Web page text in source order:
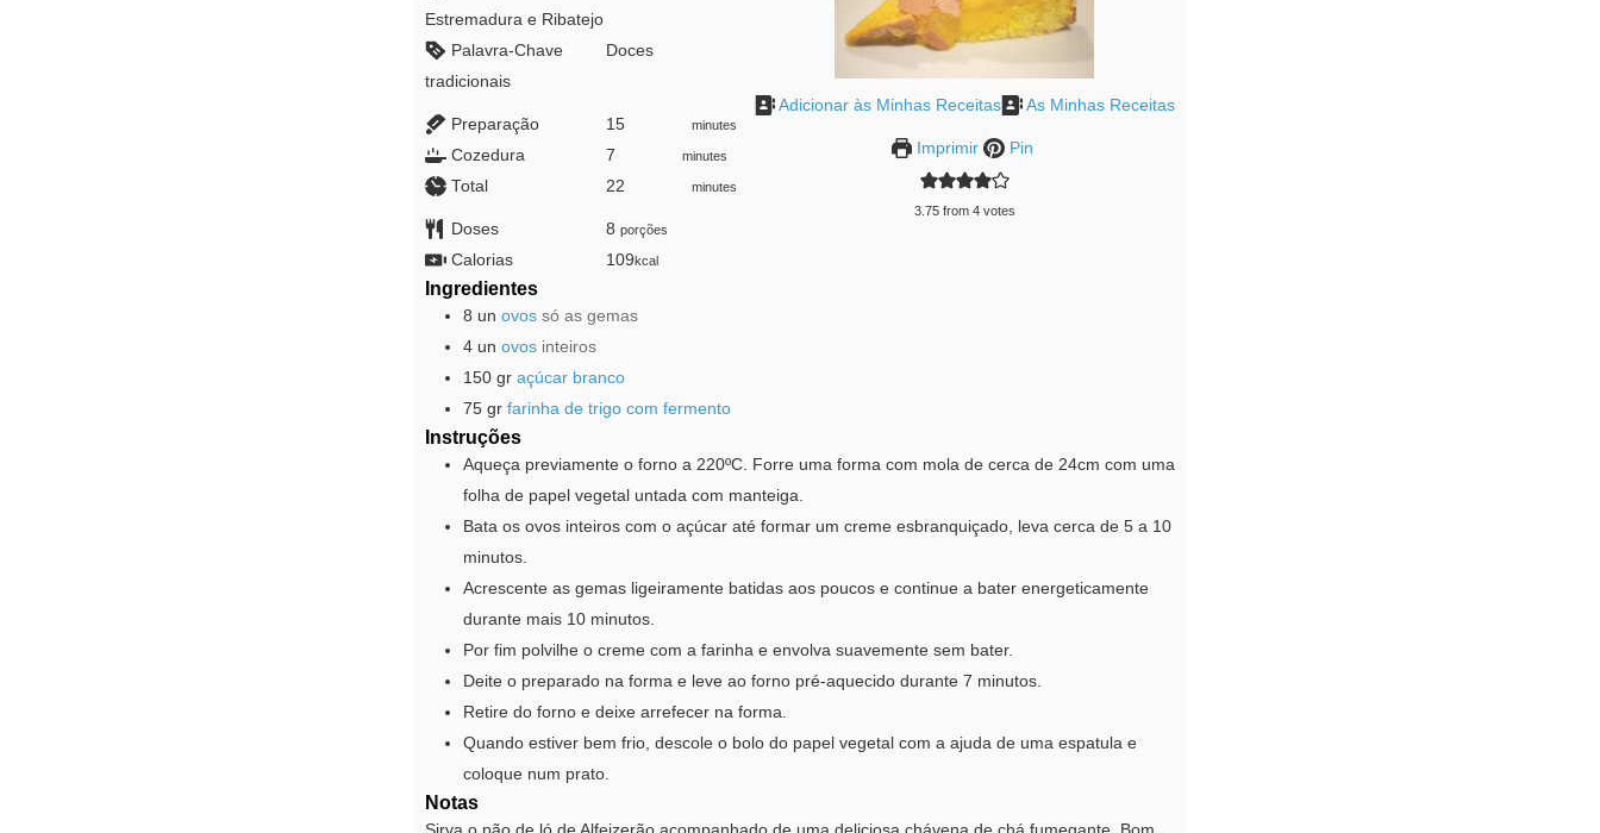
Adicionar às Minhas Receitas As Minhas Receitas
Imprimir Pin
3.75from 4votes
Estremadura e Ribatejo
Palavra-Chave
Doces
tradicionais
Preparação 15minutes minutes
Cozedura 7minutes minutes
Total 22minutes minutes
Doses 8 porções
Calorias 109kcal
Ingredientes
8 un ovos só as gemas
4 un ovos inteiros
150 gr açúcar branco
75 gr farinha de trigo com fermento
Instruções
Aqueça previamente o forno a 220ºC. Forre uma forma com mola de cerca de 24cm com uma
folha de papel vegetal untada com manteiga.
Bata os ovos inteiros com o açúcar até formar um creme esbranquiçado, leva cerca de 5 a 10
minutos.
Acrescente as gemas ligeiramente batidas aos poucos e continue a bater energeticamente
durante mais 10 minutos.
Por fim polvilhe o creme com a farinha e envolva suavemente sem bater.
Deite o preparado na forma e leve ao forno pré-aquecido durante 7 minutos.
Retire do forno e deixe arrefecer na forma.
Quando estiver bem frio, descole o bolo do papel vegetal com a ajuda de uma espatula e
coloque num prato.
Notas